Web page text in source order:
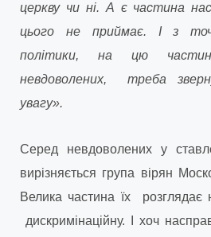
церкву чи ні. А є частина
цього не приймає. І з
політики, на цю
невдоволених, треба
увагу».
Серед невдоволених у
вирізняється група вірян
Велика частина їх розглядає
дискримінаційну. І хоч